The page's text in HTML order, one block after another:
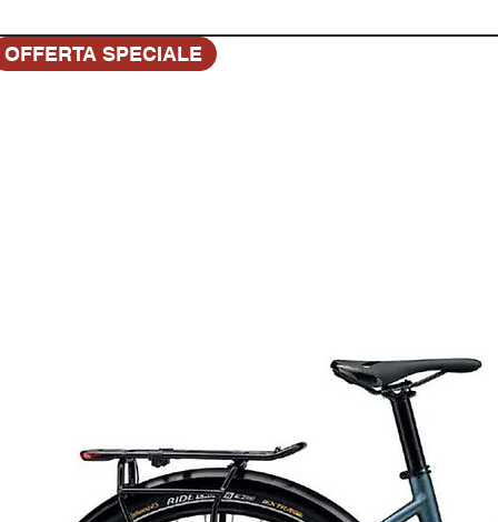
OFFERTA SPECIALE